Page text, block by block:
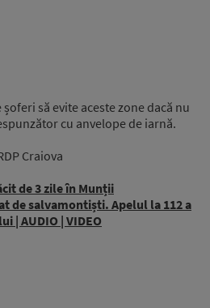
să evite aceste zone dacă nu
cu anvelope de iarnă.
Craiova
de 3 zile în Munții
de salvamontiști. Apelul la 112 a
| AUDIO | VIDEO